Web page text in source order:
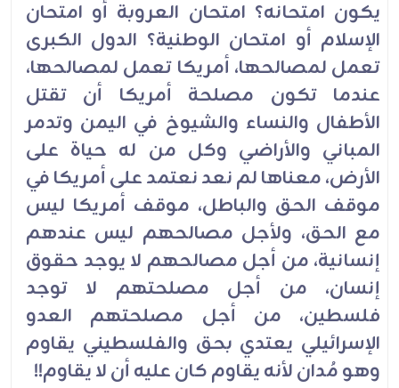
يكون امتحانه؟ امتحان العروبة أو امتحان
الإسلام أو امتحان الوطنية؟ الدول الكبرى
تعمل لمصالحها، أمريكا تعمل لمصالحها،
عندما تكون مصلحة أمريكا أن تقتل
الأطفال والنساء والشيوخ في اليمن وتدمر
المباني والأراضي وكل من له حياة على
الأرض، معناها لم نعد نعتمد على أمريكا في
موقف الحق والباطل، موقف أمريكا ليس
مع الحق، ولأجل مصالحهم ليس عندهم
إنسانية، من أجل مصالحهم لا يوجد حقوق
إنسان، من أجل مصلحتهم لا توجد
فلسطين، من أجل مصلحتهم العدو
الإسرائيلي يعتدي بحق والفلسطيني يقاوم
وهو مُدان لأنه يقاوم كان عليه أن لا يقاوم!!